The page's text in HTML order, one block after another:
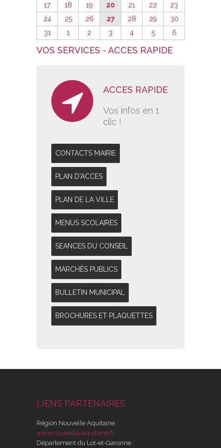
17
18 19 20 21 22
23
24
25 26 27 28 29
30
31
1 2 3 4 5 6
VOS SERVICES - ACCES RAPIDE
ACCES RAPIDE
Vos infos en 1
clic !
CONTACTS MAIRIE
PLAN D'ACCES
PLAN DE LA VILLE
MENUS SCOLAIRES
SEANCES DU CONSEIL
MARCHÉS PUBLICS
BULLETIN MUNICIPAL
BROCHURES ET PLAQUETTES
LIENS PARTENAIRES
Région Nouvelle Aquitaine :
www.nouvelle-aquitaine.fr
Département du Lot-et-Garonne :